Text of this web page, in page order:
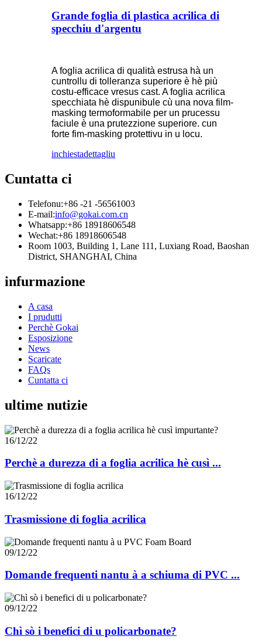
Grande foglia di plastica acrilica di
specchiu d'argentu
A foglia acrilica di qualità estrusa hà un
cuntrollu di tolleranza superiore è hè più
costu-efficace vresus cast. A foglia acrilica
specchiata hè dispunibule cù una nova film-
masking termoformabile per un prucessu
faciule è una prutezzione superiore. cun
forte fim-masking protettivu in u locu.
inchiestadettagliu
Cuntatta ci
Telefonu:+86 -21 -56561003
E-mail:info@gokai.com.cn
Whatsapp:+86 18918606548
Wechat:+86 18918606548
Room 1003, Building 1, Lane 111, Luxiang Road, Baoshan
District, SHANGHAI, China
infurmazione
A casa
I prudutti
Perchè Gokai
Esposizione
News
Scaricate
FAQs
Cuntatta ci
ultime nutizie
16/12/22
Perchè a durezza di a foglia acrilica hè cusì ...
16/12/22
Trasmissione di foglia acrilica
09/12/22
Domande frequenti nantu à a schiuma di PVC ...
09/12/22
Chì sò i benefici di u policarbonate?